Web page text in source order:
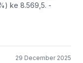
ke 8.569,5. -
29 December 2025